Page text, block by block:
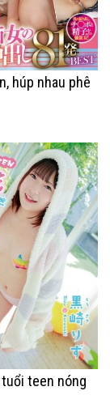
húp nhau phê
teen nóng